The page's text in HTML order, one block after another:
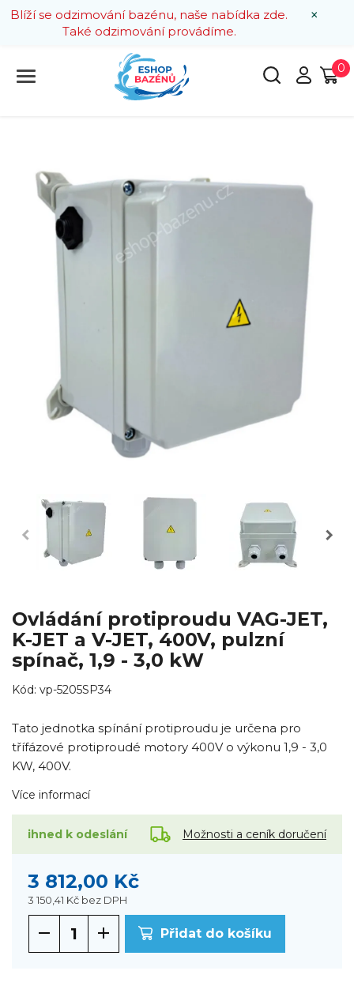
×
Blíží se odzimování bazénu, naše nabídka zde.
Také odzimování provádíme.
0
Ovládání protiproudu VAG-JET,
K-JET a V-JET, 400V, pulzní
spínač, 1,9 - 3,0 kW
Kód: vp-5205SP34
Tato jednotka spínání protiproudu je určena pro
třífázové protiproudé motory 400V o výkonu 1,9 - 3,0
KW, 400V.
Více informací
ihned k odeslání Možnosti a ceník doručení
3 812,00 Kč
3 150,41 Kč bez DPH
Přidat do košíku